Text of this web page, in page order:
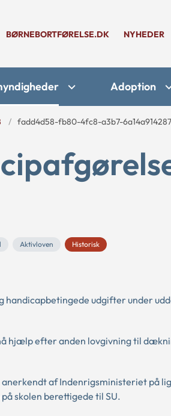
BØRNEBORTFØRELSE.DK NYHEDER
Adoption
fadd4d58-fb80-4fc8-a3b7-
Aktivloven Historisk
udgifter under
hjælp efter anden lovgivning til
af Indenrigsministeriet på
skolen berettigede til SU.